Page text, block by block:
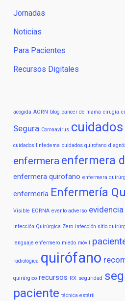
Jornadas
Noticias
Para Pacientes
Recursos Digitales
acogida AORN blog cancer de mama cirugía
Segura Coronavirus
cuidados linfedema cuidados quirofano
enfermera enfermera
enfermera quirofano enfermera
enfermería Enfermería
Visible EORNA evento adverso evidencia
Infección Quirúrgica Zero infección sitio
lenguaje enfermero miedo móvil
radiológica quirófano
quirúrgico recursos RX seguridad
paciente técnica estéril